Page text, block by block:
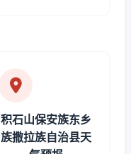
积石山保安族东乡
族撒拉族自治县天